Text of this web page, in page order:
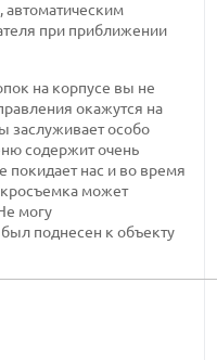
при приближении
на корпусе вы не
окажутся на
заслуживает особо
содержит очень
покидает нас и во время
может
могу
поднесен к объекту